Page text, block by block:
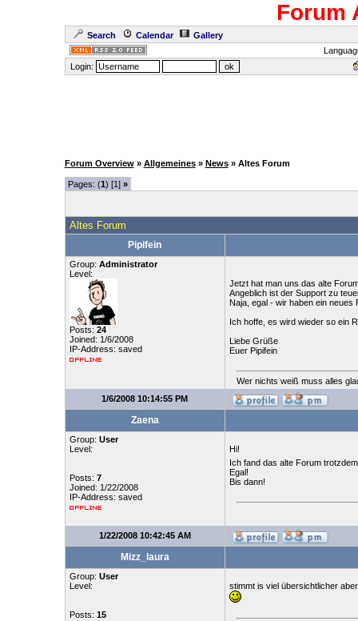
Forum
Search Calendar
Gallery
Login:
Forum Overview » Allgemeines » News » Altes Forum
Pages: (1) [1] »
Altes Forum
Pipifein
Group: Administrator
Level:
Posts: 24
Joined: 1/6/2008
IP-Address: saved
Jetzt hat man uns das alte
Angeblich ist der Support zu
Naja, egal - wir haben ein neues
Ich hoffe, es wird wieder so ein
Liebe Grüße
Euer Pipifein
Wer nichts weiß muss alles
1/6/2008 10:14:55 PM
Zaena
Group: User
Level:
Posts: 7
Joined: 1/22/2008
IP-Address: saved
Hi!
Ich fand das alte Forum
Egal!
Bis dann!
1/22/2008 10:42:45 AM
Mizz_laura
Group: User
Level:
Posts: 15
stimmt is viel übersichtlicher